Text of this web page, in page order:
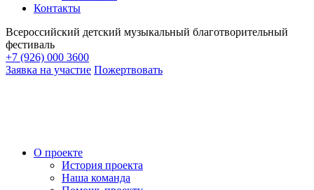
Контакты
Всероссийский детский музыкальный благотворительный
фестиваль
+7 (926) 000 3600
Заявка на участие Пожертвовать
О проекте
История проекта
Наша команда